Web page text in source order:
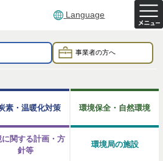
Language
事業者の方へ
素・温暖化対策 環境保全・自然環境
に関する計画・方
針等
環境局の施設